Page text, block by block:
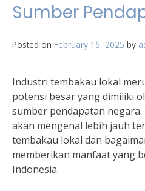
Sumber
Posted on February 16, 2025 by
Industri tembakau lokal
potensi besar yang dimiliki
sumber pendapatan
akan mengenal lebih jauh
tembakau lokal dan
memberikan manfaat yang
Indonesia.